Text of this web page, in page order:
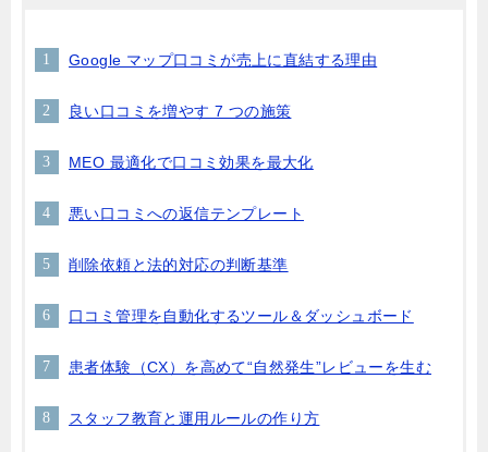
Google マップ口コミが売上に直結する理由
良い口コミを増やす 7 つの施策
MEO 最適化で口コミ効果を最大化
悪い口コミへの返信テンプレート
削除依頼と法的対応の判断基準
口コミ管理を自動化するツール＆ダッシュボード
患者体験（CX）を高めて“自然発生”レビューを生む
スタッフ教育と運用ルールの作り方